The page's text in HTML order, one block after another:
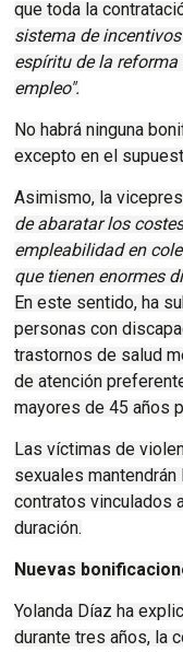
que toda la
sistema de
espíritu de la
empleo".
No habrá ninguna
excepto en el
Asimismo, la
de abaratar los
empleabilidad en
que tienen enormes
En este sentido, ha
personas con
trastornos de salud
de atención
mayores de 45 años
Las víctimas de
sexuales
contratos vinculados
duración.
Nuevas
Yolanda Díaz ha
durante tres años, la